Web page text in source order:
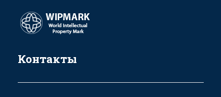
Контакты